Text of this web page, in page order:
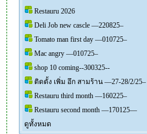
Restauru 2026
Deli Job new cascle —220825–
Tomato man first day —010725–
Mac angry —010725–
shop 10 coming--300325--
ติดตั้ง เพิ่ม อึก สามร้าน —27-28/2/25–
Restauru third month —160225–
Restauru second month —170125—
ดูทั้งหมด